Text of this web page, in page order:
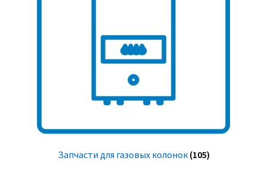
Запчасти для газовых колонок (105)